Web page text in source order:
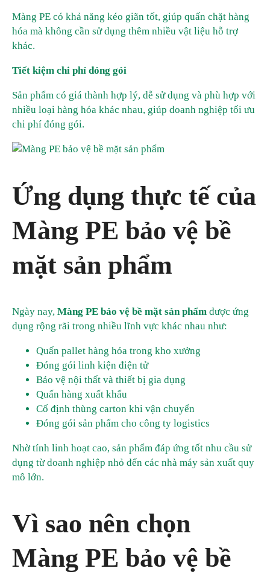
Màng PE có khả năng kéo giãn tốt, giúp quấn chặt hàng
hóa mà không cần sử dụng thêm nhiều vật liệu hỗ trợ
khác.
Tiết kiệm chi phí đóng gói
Sản phẩm có giá thành hợp lý, dễ sử dụng và phù hợp với
nhiều loại hàng hóa khác nhau, giúp doanh nghiệp tối ưu
chi phí đóng gói.
Ứng dụng thực tế của
Màng PE bảo vệ bề
mặt sản phẩm
Ngày nay, Màng PE bảo vệ bề mặt sản phẩm được ứng
dụng rộng rãi trong nhiều lĩnh vực khác nhau như:
Quấn pallet hàng hóa trong kho xưởng
Đóng gói linh kiện điện tử
Bảo vệ nội thất và thiết bị gia dụng
Quấn hàng xuất khẩu
Cố định thùng carton khi vận chuyển
Đóng gói sản phẩm cho công ty logistics
Nhờ tính linh hoạt cao, sản phẩm đáp ứng tốt nhu cầu sử
dụng từ doanh nghiệp nhỏ đến các nhà máy sản xuất quy
mô lớn.
Vì sao nên chọn
Màng PE bảo vệ bề